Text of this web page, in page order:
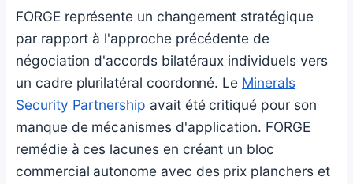
FORGE représente un changement stratégique
par rapport à l'approche précédente de
négociation d'accords bilatéraux individuels vers
un cadre plurilatéral coordonné. Le Minerals
Security Partnership avait été critiqué pour son
manque de mécanismes d'application. FORGE
remédie à ces lacunes en créant un bloc
commercial autonome avec des prix planchers et